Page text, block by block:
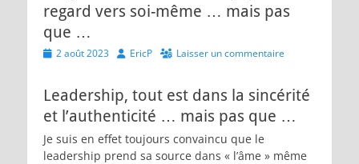
regard vers soi-même … mais pas
que …
Posted
2 août 2023 Author
EricP Laisser un commentaire
Leadership, tout est dans la sincérité
et l’authenticité … mais pas que …
Je suis en effet toujours convaincu que le
leadership prend sa source dans « l’âme » même